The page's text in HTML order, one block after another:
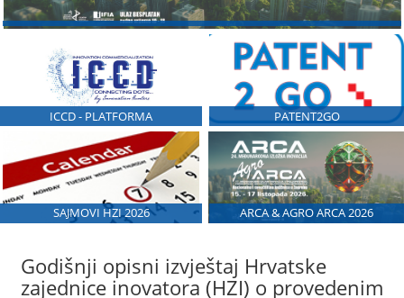
ICCD - PLATFORMA PATENT2GO
SAJMOVI HZI 2026 ARCA & AGRO ARCA 2026
Godišnji opisni izvještaj Hrvatske
zajednice inovatora (HZI) o provedenim